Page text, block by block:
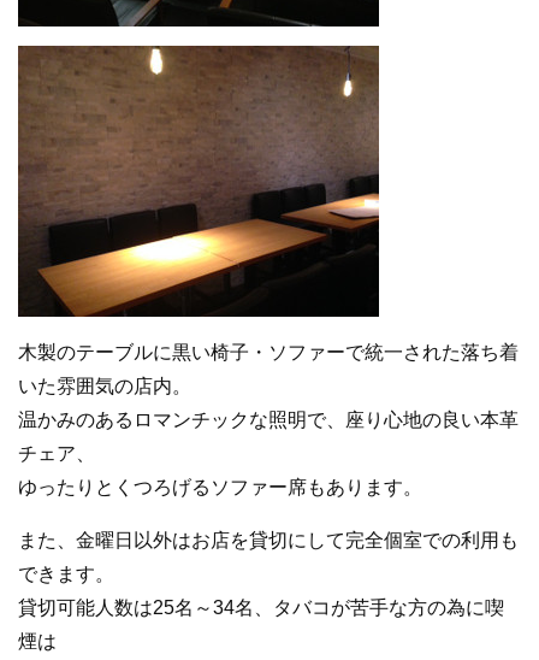
木製のテーブルに黒い椅子・ソファーで統一された落ち着
いた雰囲気の店内。
温かみのあるロマンチックな照明で、座り心地の良い本革
チェア、
ゆったりとくつろげるソファー席もあります。
また、金曜日以外はお店を貸切にして完全個室での利用も
できます。
貸切可能人数は25名～34名、タバコが苦手な方の為に喫
煙は